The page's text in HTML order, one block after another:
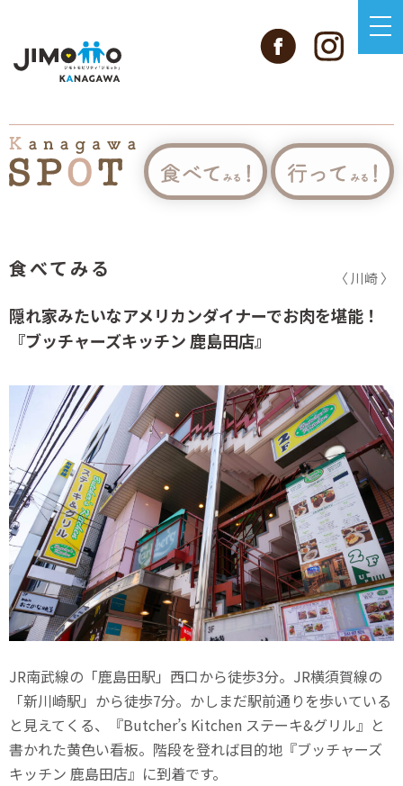
食べてみる 〈 川崎 〉
隠れ家みたいなアメリカンダイナーでお肉を堪能！
『ブッチャーズキッチン 鹿島田店』
JR南武線の「鹿島田駅」西口から徒歩3分。JR横須賀線の
「新川崎駅」から徒歩7分。かしまだ駅前通りを歩いている
と見えてくる、『Butcher’s Kitchen ステーキ&グリル』と
書かれた黄色い看板。階段を登れば目的地『ブッチャーズ
キッチン 鹿島田店』に到着です。